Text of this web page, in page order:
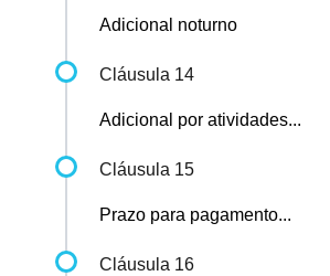
Adicional noturno
Cláusula 14
Adicional por atividades...
Cláusula 15
Prazo para pagamento...
Cláusula 16